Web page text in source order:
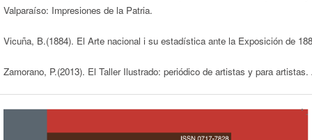
Valparaíso: Impresiones de la Patria.
Vicuña, B.(1884). El Arte nacional i su estadística ante la Exposición de
Zamorano, P.(2013). El Taller Ilustrado: periódico de artistas y para